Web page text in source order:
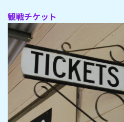
観戦チケット